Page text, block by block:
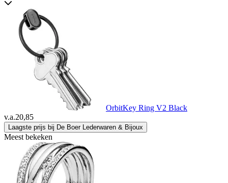
OrbitKey Ring V2 Black
v.a.20,85
Laagste prijs bij De Boer Lederwaren & Bijoux
Meest bekeken